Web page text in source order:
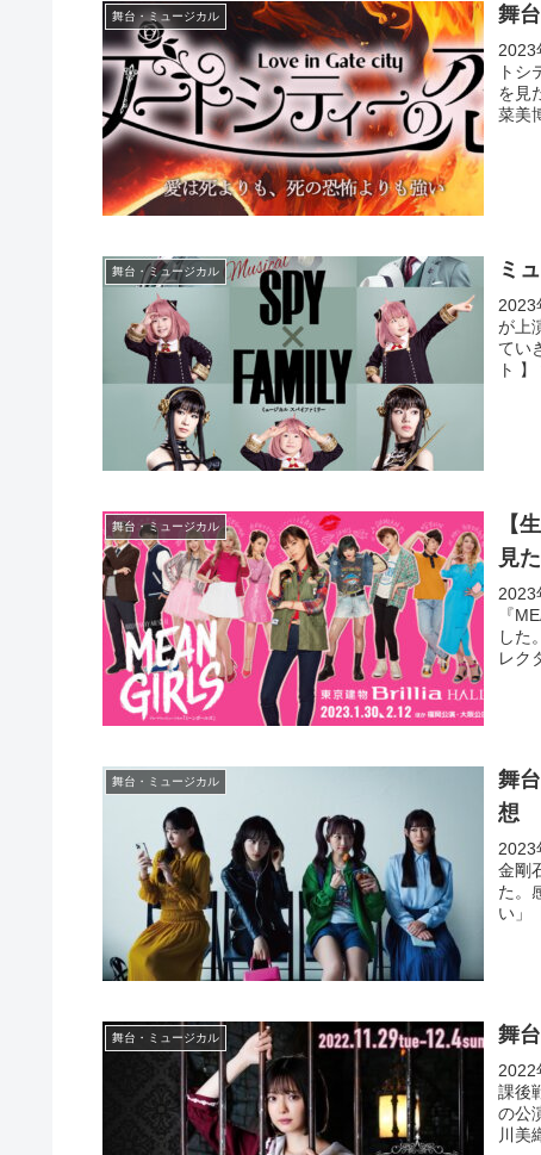
舞台・ミュージカル 舞
2023
トシ
を見
菜美
舞台・ミュージカル ミ
2023
が上
てい
ト 】
舞台・ミュージカル
【
見
2023
『
した
レク
舞台・ミュージカル
舞
想
2023
金剛
た。
い」
舞台・ミュージカル 舞
2022
課後
の公
川美